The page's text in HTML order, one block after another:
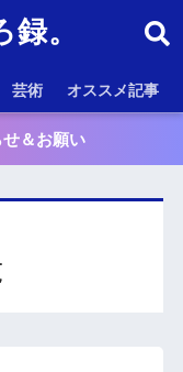
。
芸術 オススメ記事
せ＆お願い